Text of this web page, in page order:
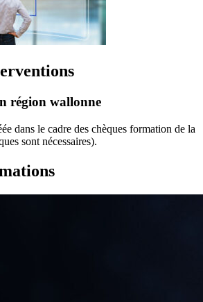
région wallonne
dans le cadre des chèques formation de la
sont nécessaires).